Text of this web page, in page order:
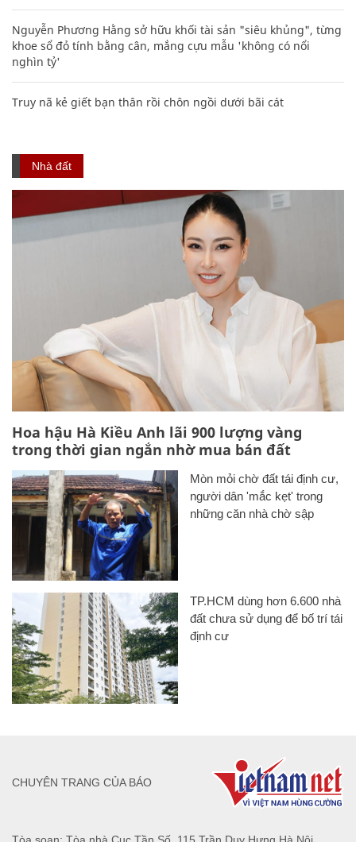
Nguyễn Phương Hằng sở hữu khối tài sản "siêu khủng", từng
khoe sổ đỏ tính bằng cân, mắng cựu mẫu 'không có nổi
nghìn tỷ'
Truy nã kẻ giết bạn thân rồi chôn ngồi dưới bãi cát
Nhà đất
Hoa hậu Hà Kiều Anh lãi 900 lượng vàng
trong thời gian ngắn nhờ mua bán đất
Mòn mỏi chờ đất tái định cư,
người dân 'mắc kẹt' trong
những căn nhà chờ sập
TP.HCM dùng hơn 6.600 nhà
đất chưa sử dụng để bố trí tái
định cư
CHUYÊN TRANG CỦA BÁO